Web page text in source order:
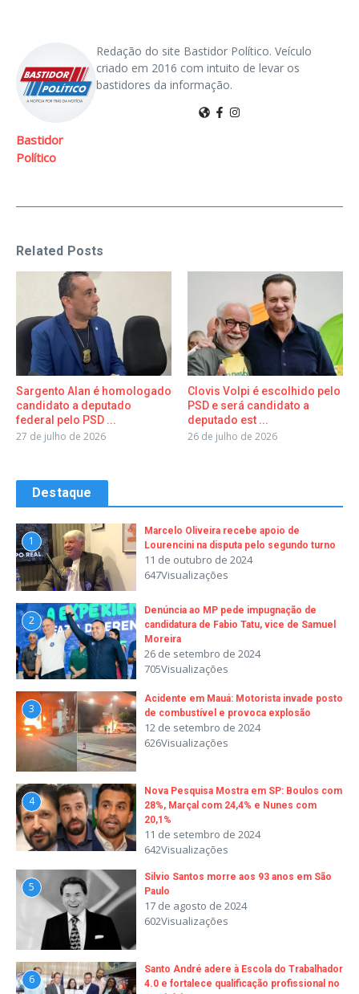
Bastidor
Político
Redação do site Bastidor Político. Veículo
criado em 2016 com intuito de levar os
bastidores da informação.
Related Posts
Sargento Alan é homologado
candidato a deputado
federal pelo PSD ...
27 de julho de 2026
Clovis Volpi é escolhido pelo
PSD e será candidato a
deputado est ...
26 de julho de 2026
Destaque
1
Marcelo Oliveira recebe apoio de
Lourencini na disputa pelo segundo turno
11 de outubro de 2024
647Visualizações
2
Denúncia ao MP pede impugnação de
candidatura de Fabio Tatu, vice de Samuel
Moreira
26 de setembro de 2024
705Visualizações
3
Acidente em Mauá: Motorista invade posto
de combustível e provoca explosão
12 de setembro de 2024
626Visualizações
4
Nova Pesquisa Mostra em SP: Boulos com
28%, Marçal com 24,4% e Nunes com
20,1%
11 de setembro de 2024
642Visualizações
5
Silvio Santos morre aos 93 anos em São
Paulo
17 de agosto de 2024
602Visualizações
6
Santo André adere à Escola do Trabalhador
4.0 e fortalece qualificação profissional no